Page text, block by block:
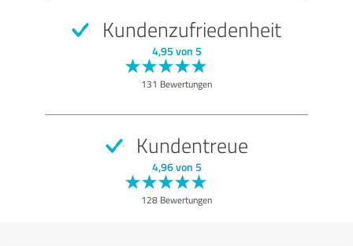
Kundenzufriedenheit
4,95 von 5
131 Bewertungen
Kundentreue
4,96 von 5
128 Bewertungen